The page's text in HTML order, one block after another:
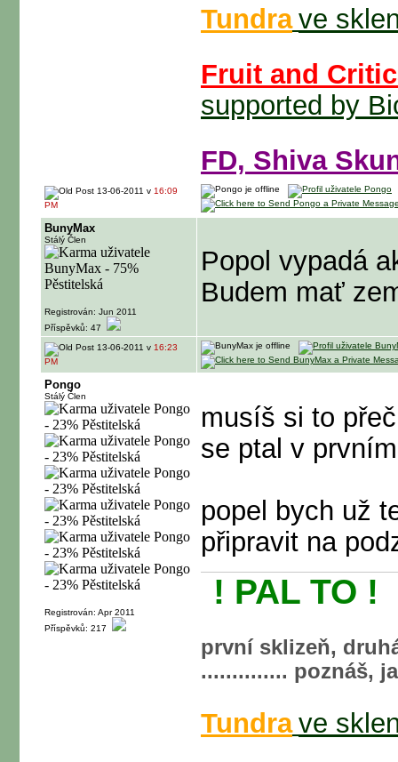
Tundra ve
Fruit and
supported by
FD, Shiva
13-06-2011 v 16:09
PM
BunyMax
Stálý Člen
Registrován: Jun 2011
Příspěvků: 47
Popol vypadá
Budem mať
13-06-2011 v 16:23
PM
Pongo
Stálý Člen
Registrován: Apr 2011
Příspěvků: 217
musíš si to
se ptal v
popel bych už
připravit na
! PAL TO !
první sklizeň,
.............. poznáš,
Tundra ve